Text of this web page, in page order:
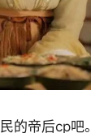
的帝后cp吧。